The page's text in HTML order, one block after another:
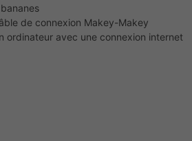
de connexion Makey-Makey
ordinateur avec une connexion internet